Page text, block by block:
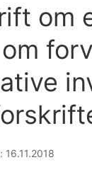
om
16.11.2018